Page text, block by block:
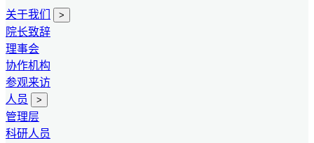
关于我们 >
院长致辞
理事会
协作机构
参观来访
人员
>
管理层
科研人员